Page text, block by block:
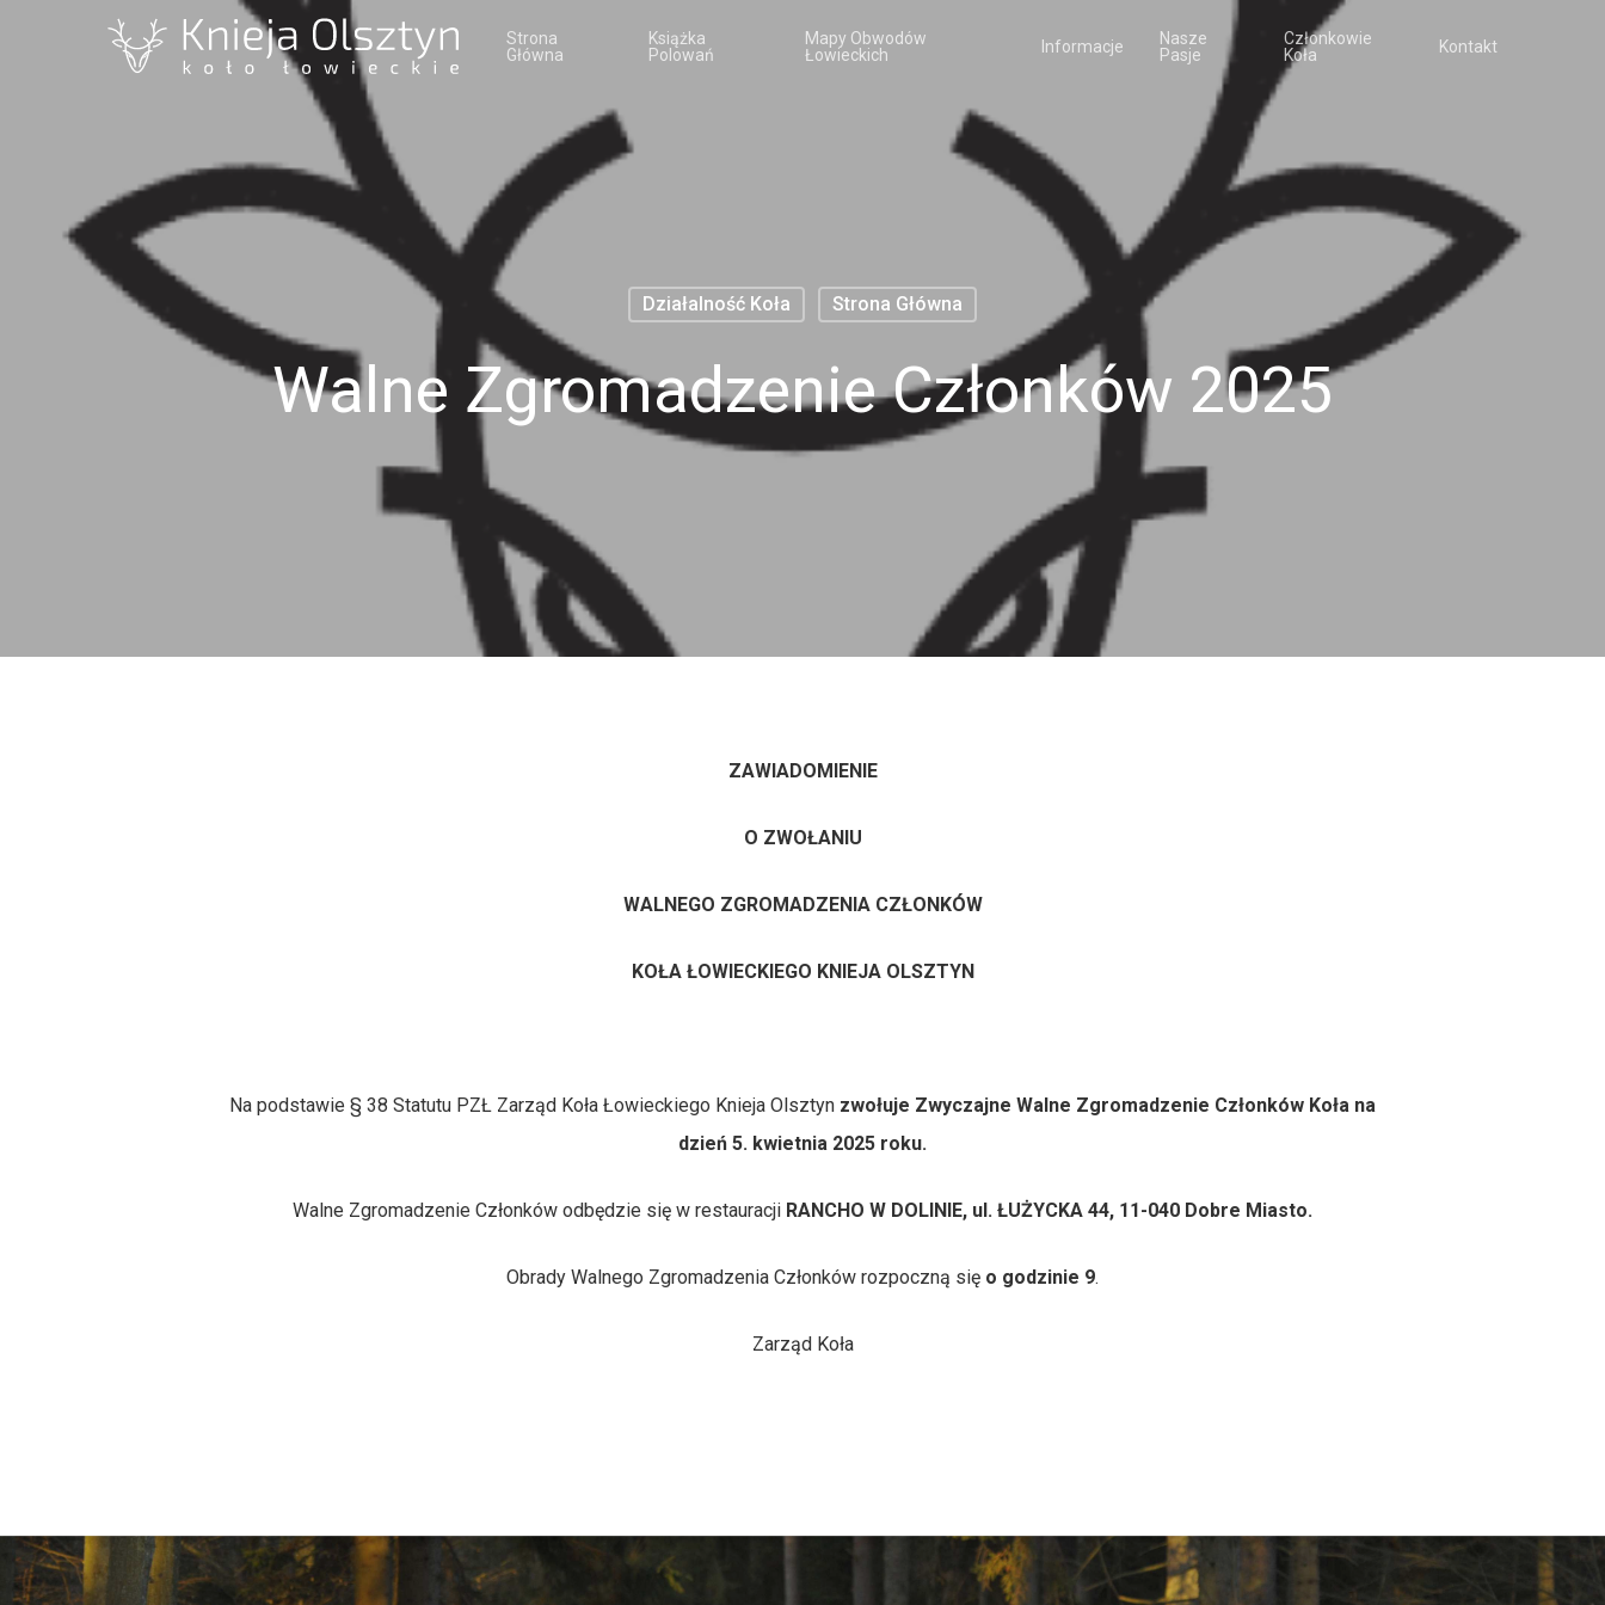
Strona
Główna
Książka
Polowań
Mapy Obwodów
Łowieckich
Informacje
Nasze
Pasje
Członkowie
Koła
Kontakt
Działalność Koła Strona Główna
Walne Zgromadzenie Członków 2025
ZAWIADOMIENIE
O ZWOŁANIU
WALNEGO ZGROMADZENIA CZŁONKÓW
KOŁA ŁOWIECKIEGO KNIEJA OLSZTYN
Na podstawie § 38 Statutu PZŁ Zarząd Koła Łowieckiego Knieja Olsztyn zwołuje Zwyczajne Walne Zgromadzenie Członków Koła na
dzień 5. kwietnia 2025 roku.
Walne Zgromadzenie Członków odbędzie się w restauracji RANCHO W DOLINIE, ul. ŁUŻYCKA 44, 11-040 Dobre Miasto.
Obrady Walnego Zgromadzenia Członków rozpoczną się o godzinie 9.
Zarząd Koła